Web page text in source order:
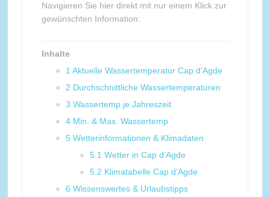
Navigieren Sie hier direkt mit nur einem Klick zur
gewünschten Information:
Inhalte
1 Aktuelle Wassertemperatur Cap d’Agde
2 Durchschnittliche Wassertemperaturen
3 Wassertemp je Jahreszeit
4 Min. & Max. Wassertemp
5 Wetterinformationen & Klimadaten
5.1 Wetter in Cap d’Agde
5.2 Klimatabelle Cap d’Agde
6 Wissenswertes & Urlaubstipps